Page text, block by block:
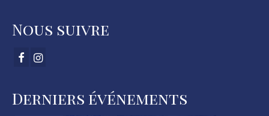
Nous suivre
Derniers événements